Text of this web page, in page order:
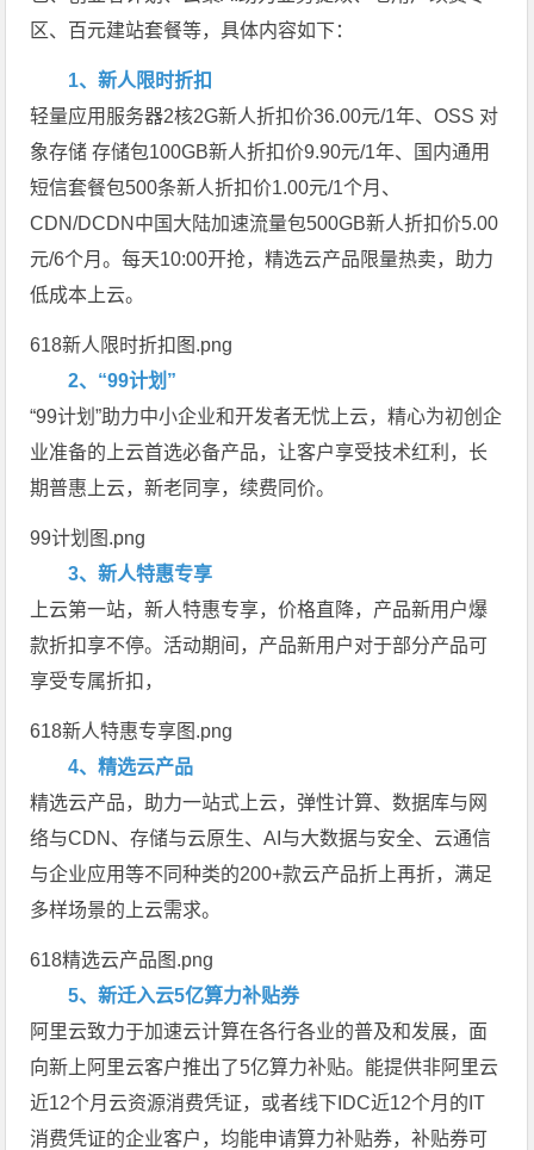
区、百元建站套餐等，具体内容如下：
1、新人限时折扣
轻量应用服务器2核2G新人折扣价36.00元/1年、OSS 对
象存储 存储包100GB新人折扣价9.90元/1年、国内通用
短信套餐包500条新人折扣价1.00元/1个月、
CDN/DCDN中国大陆加速流量包500GB新人折扣价5.00
元/6个月。每天10:00开抢，精选云产品限量热卖，助力
低成本上云。
618新人限时折扣图.png
2、“99计划”
“99计划”助力中小企业和开发者无忧上云，精心为初创企
业准备的上云首选必备产品，让客户享受技术红利，长
期普惠上云，新老同享，续费同价。
99计划图.png
3、新人特惠专享
上云第一站，新人特惠专享，价格直降，产品新用户爆
款折扣享不停。活动期间，产品新用户对于部分产品可
享受专属折扣，
618新人特惠专享图.png
4、精选云产品
精选云产品，助力一站式上云，弹性计算、数据库与网
络与CDN、存储与云原生、AI与大数据与安全、云通信
与企业应用等不同种类的200+款云产品折上再折，满足
多样场景的上云需求。
618精选云产品图.png
5、新迁入云5亿算力补贴券
阿里云致力于加速云计算在各行各业的普及和发展，面
向新上阿里云客户推出了5亿算力补贴。能提供非阿里云
近12个月云资源消费凭证，或者线下IDC近12个月的IT
消费凭证的企业客户，均能申请算力补贴券，补贴券可